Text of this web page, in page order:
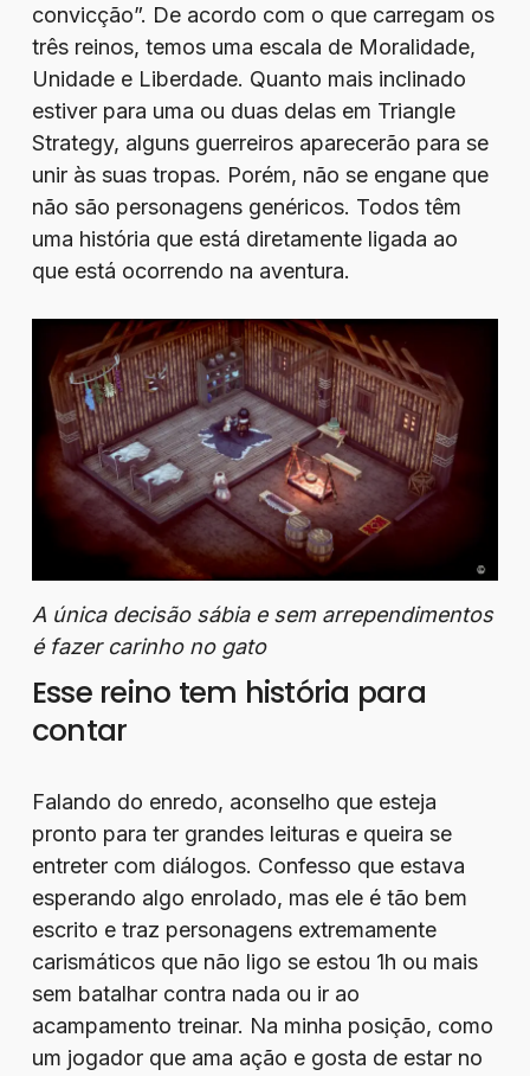
convicção”. De acordo com o que carregam os
três reinos, temos uma escala de Moralidade,
Unidade e Liberdade. Quanto mais inclinado
estiver para uma ou duas delas em Triangle
Strategy, alguns guerreiros aparecerão para se
unir às suas tropas. Porém, não se engane que
não são personagens genéricos. Todos têm
uma história que está diretamente ligada ao
que está ocorrendo na aventura.
A única decisão sábia e sem arrependimentos
é fazer carinho no gato
Esse reino tem história para
contar
Falando do enredo, aconselho que esteja
pronto para ter grandes leituras e queira se
entreter com diálogos. Confesso que estava
esperando algo enrolado, mas ele é tão bem
escrito e traz personagens extremamente
carismáticos que não ligo se estou 1h ou mais
sem batalhar contra nada ou ir ao
acampamento treinar. Na minha posição, como
um jogador que ama ação e gosta de estar no